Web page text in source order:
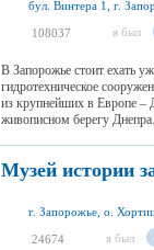
бул. Винтера 1, г.
108037 я был
В Запорожье стоит ехать
гидротехническое
из крупнейших в Европе –
живописном берегу
Музей истории
г. Запорожье, о.
24674 я был